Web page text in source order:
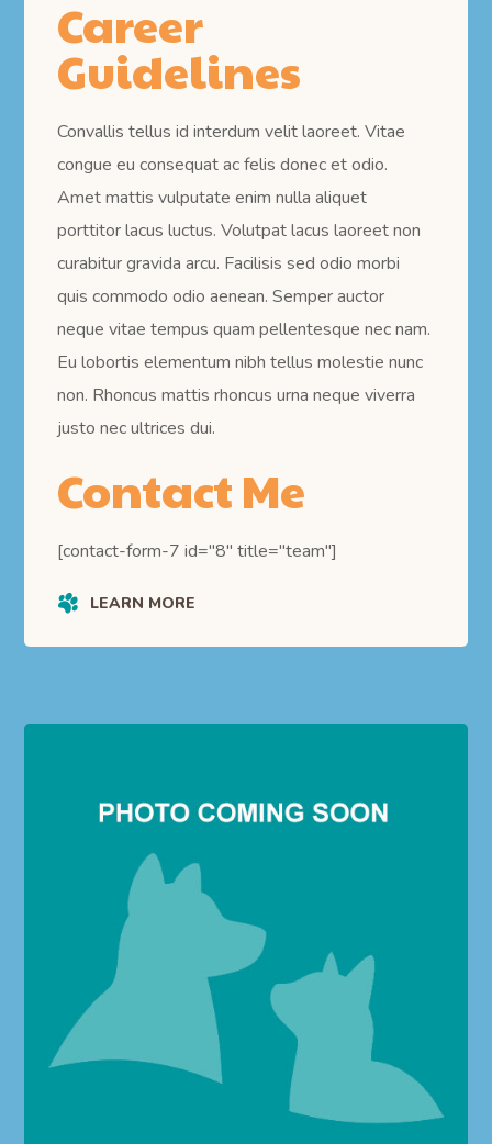
Career
Guidelines
Convallis tellus id interdum velit laoreet. Vitae
congue eu consequat ac felis donec et odio.
Amet mattis vulputate enim nulla aliquet
porttitor lacus luctus. Volutpat lacus laoreet non
curabitur gravida arcu. Facilisis sed odio morbi
quis commodo odio aenean. Semper auctor
neque vitae tempus quam pellentesque nec nam.
Eu lobortis elementum nibh tellus molestie nunc
non. Rhoncus mattis rhoncus urna neque viverra
justo nec ultrices dui.
Contact Me
[contact-form-7 id="8" title="team"]
LEARN MORE